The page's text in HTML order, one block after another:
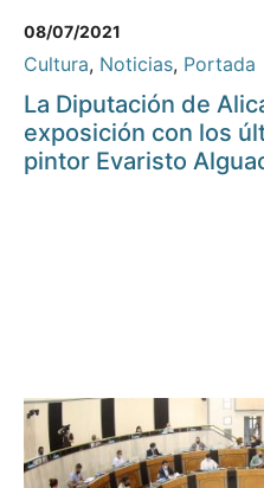
08/07/2021
Cultura, Noticias, Portada
La Diputación de
exposición con los
pintor Evaristo